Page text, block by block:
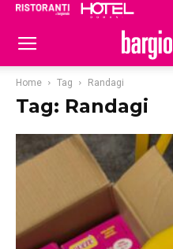
Home Tag Randagi
Tag: Randagi